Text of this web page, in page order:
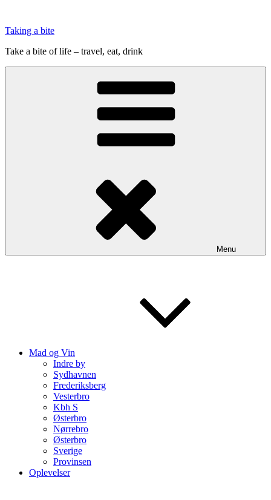
indhold
Taking a bite
Take a bite of life – travel, eat, drink
Menu
Mad og Vin
Indre by
Sydhavnen
Frederiksberg
Vesterbro
Kbh S
Østerbro
Nørrebro
Østerbro
Sverige
Provinsen
Oplevelser